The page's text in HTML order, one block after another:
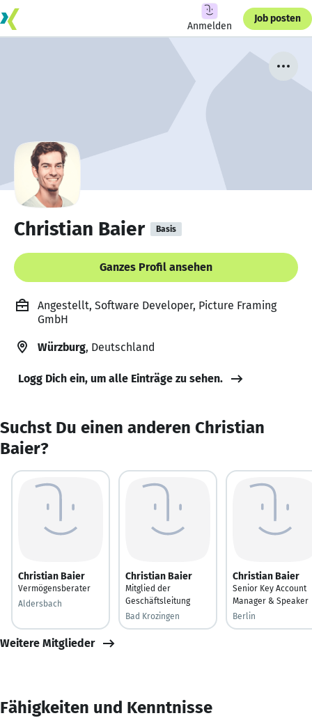
Anmelden
Job posten
Christian Baier Basis
Ganzes Profil ansehen
Angestellt, Software Developer, Picture Framing
GmbH
Würzburg, Deutschland
Logg Dich ein, um alle Einträge zu sehen.
Suchst Du einen anderen Christian
Baier?
Christian Baier
Vermögensberater
Aldersbach
Christian Baier
Mitglied der
Geschäftsleitung
Bad Krozingen
Christian Baier
Senior Key Account
Manager & Speaker
Berlin
Weitere Mitglieder
Fähigkeiten und Kenntnisse